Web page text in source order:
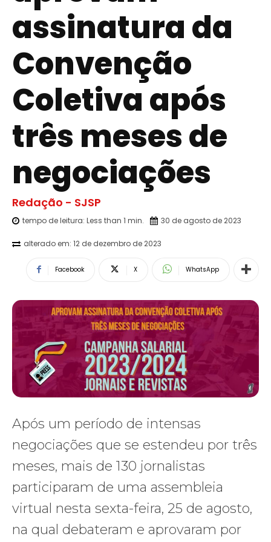
assinatura da
Convenção
Coletiva após
três meses de
negociações
Redação - SJSP
tempo de leitura: Less than 1 min. 30 de agosto de 2023
alterado em: 12 de dezembro de 2023
Facebook X WhatsApp
Após um período de intensas
negociações que se estendeu por três
meses, mais de 130 jornalistas
participaram de uma assembleia
virtual nesta sexta-feira, 25 de agosto,
na qual debateram e aprovaram por